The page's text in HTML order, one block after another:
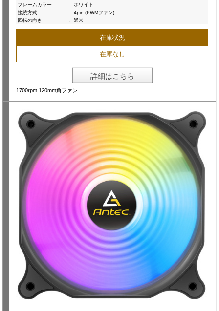
フレームカラー
:
ホワイト
接続方式
:
4pin (PWMファン)
回転の向き
: 通常
在庫状況
在庫なし
詳細はこちら
1700rpm 120mm角ファン